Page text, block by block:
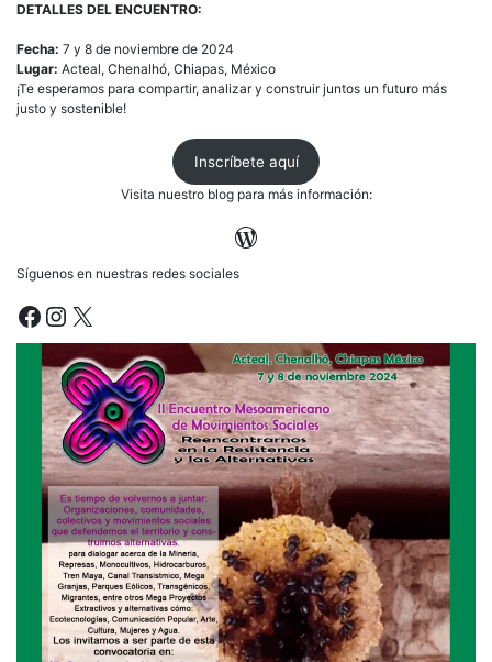
DETALLES DEL ENCUENTRO:
Fecha: 7 y 8 de noviembre de 2024
Lugar: Acteal, Chenalhó, Chiapas, México
¡Te esperamos para compartir, analizar y construir juntos un futuro más
justo y sostenible!
Inscríbete aquí
Visita nuestro blog para más información:
WordPress
Síguenos en nuestras redes sociales
Facebook
Instagram
X